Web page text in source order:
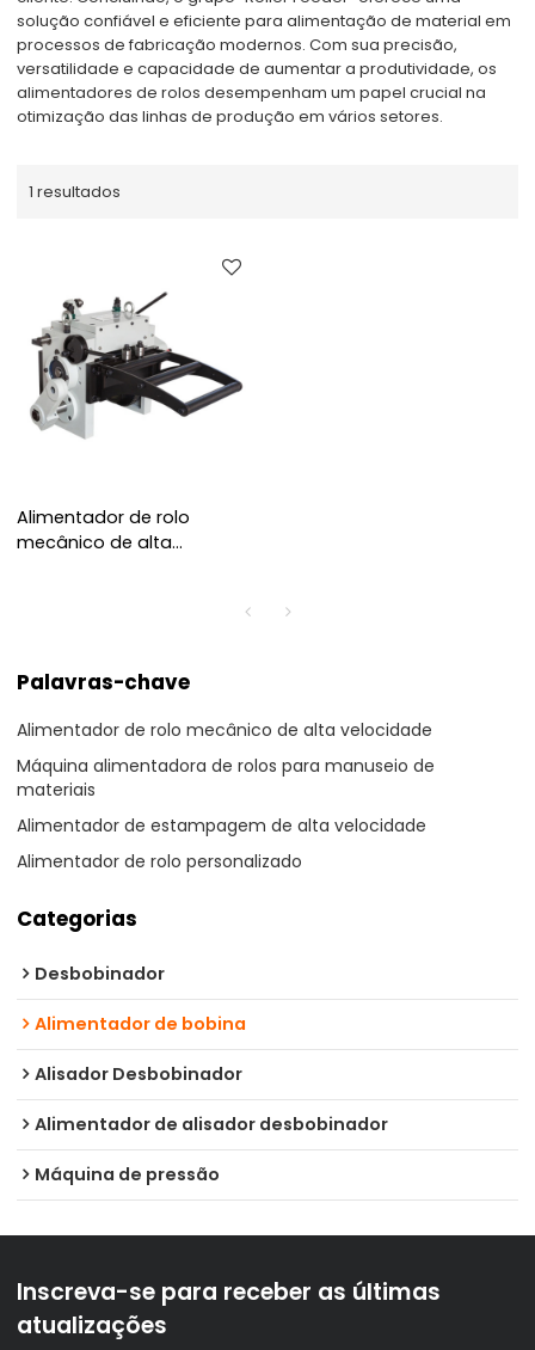
solução confiável e eficiente para alimentação de material em
processos de fabricação modernos. Com sua precisão,
versatilidade e capacidade de aumentar a produtividade, os
alimentadores de rolos desempenham um papel crucial na
otimização das linhas de produção em vários setores.
1 resultados
Alimentador de rolo
mecânico de alta
Palavras-chave
Alimentador de rolo mecânico de alta velocidade
Máquina alimentadora de rolos para manuseio de
materiais
Alimentador de estampagem de alta velocidade
Alimentador de rolo personalizado
Categorias
Desbobinador
Alimentador de bobina
Alisador Desbobinador
Alimentador de alisador desbobinador
Máquina de pressão
Inscreva-se para receber as últimas
atualizações